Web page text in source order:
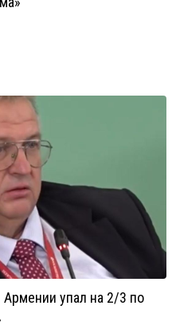
упал на 2/3 по